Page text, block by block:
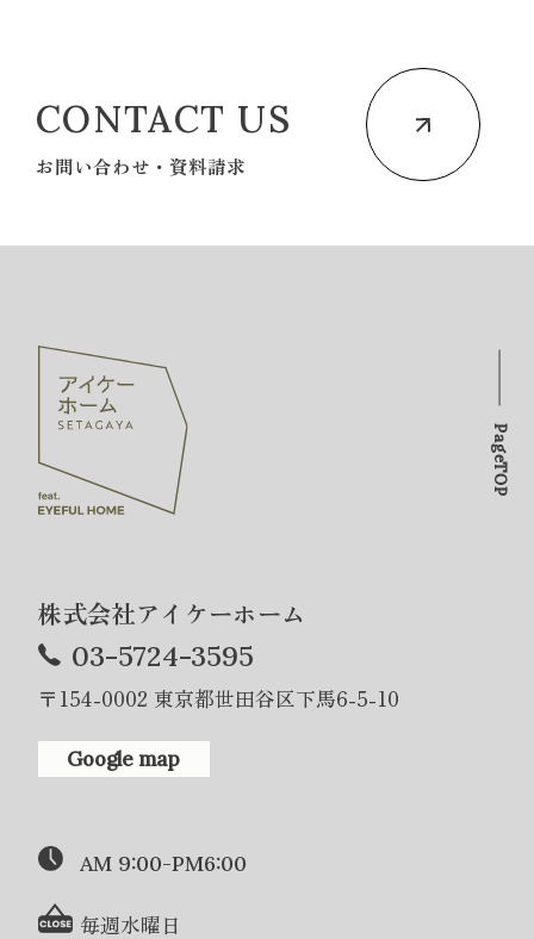
CONTACT US
お問い合わせ・資料請求
株式会社アイケーホーム
03-5724-3595
〒154-0002 東京都世田谷区下馬6-5-10
Google map
AM 9:00-PM6:00
毎週水曜日
PageTOP